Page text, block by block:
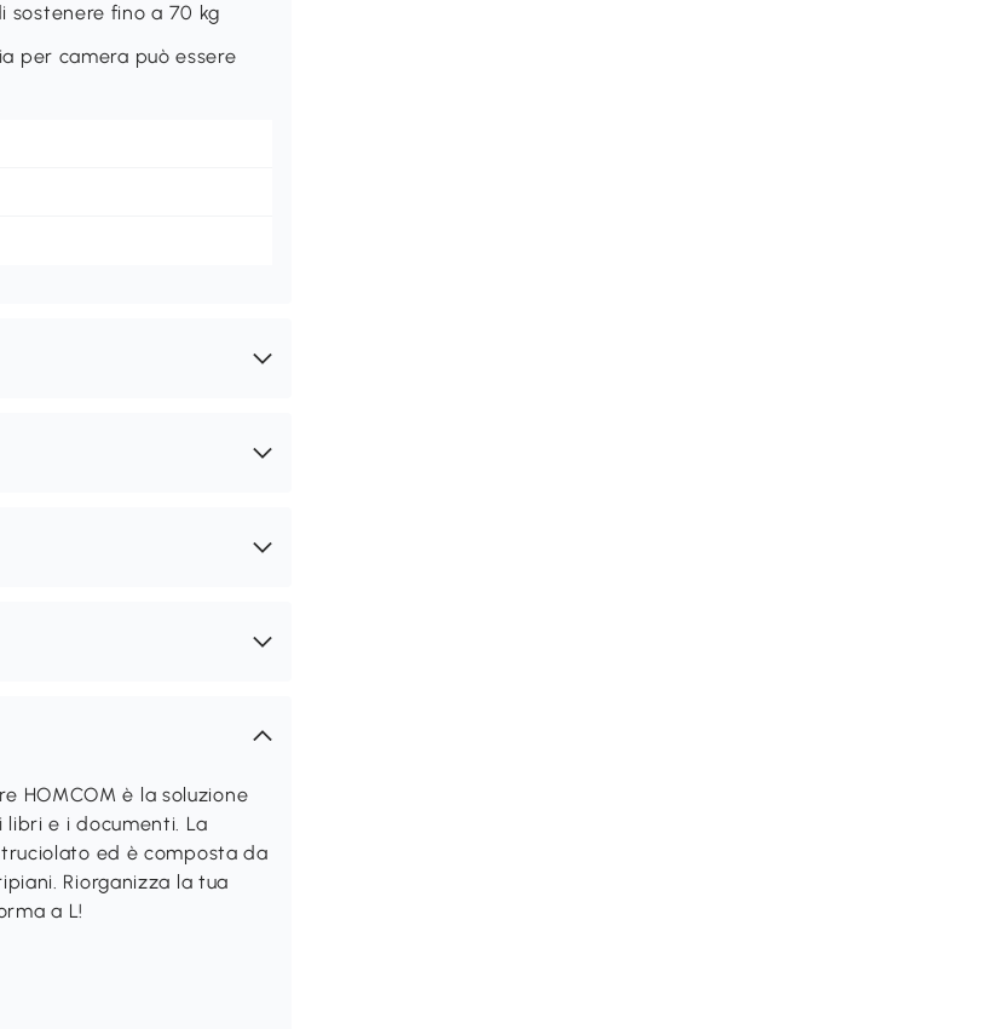
sostenere fino a 70 kg
per camera può essere
HOMCOM è la soluzione
e i documenti. La
ed è composta da
Riorganizza la tua
a L!